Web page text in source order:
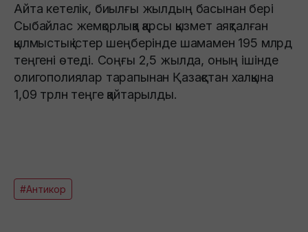
Айта кетелік, биылғы жылдың басынан бері
Сыбайлас жемқорлыққа қарсы қызмет аяқталған
қылмыстық істер шеңберінде шамамен 195 млрд
теңгені өтеді. Соңғы 2,5 жылда, оның ішінде
олигополиялар тарапынан Қазақстан халқына
1,09 трлн теңге қайтарылды.
#Антикор